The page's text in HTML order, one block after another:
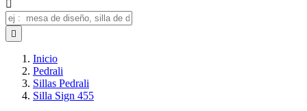


Inicio
Pedrali
Sillas Pedrali
Silla Sign 455